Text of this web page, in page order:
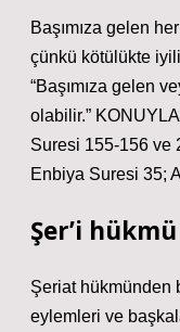
Başımıza gelen
çünkü kötülükte
“Başımıza gelen
olabilir.”
Suresi 155-156 ve
Enbiya Suresi 35;
Şer’i
Şeriat hükmünden
eylemleri ve